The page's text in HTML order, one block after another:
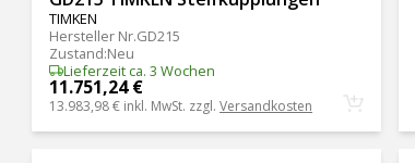
TIMKEN
Hersteller Nr.GD215
Zustand:Neu
Lieferzeit ca. 3 Wochen
11.751,24 €
13.983,98 € inkl. MwSt. zzgl. Versandkosten